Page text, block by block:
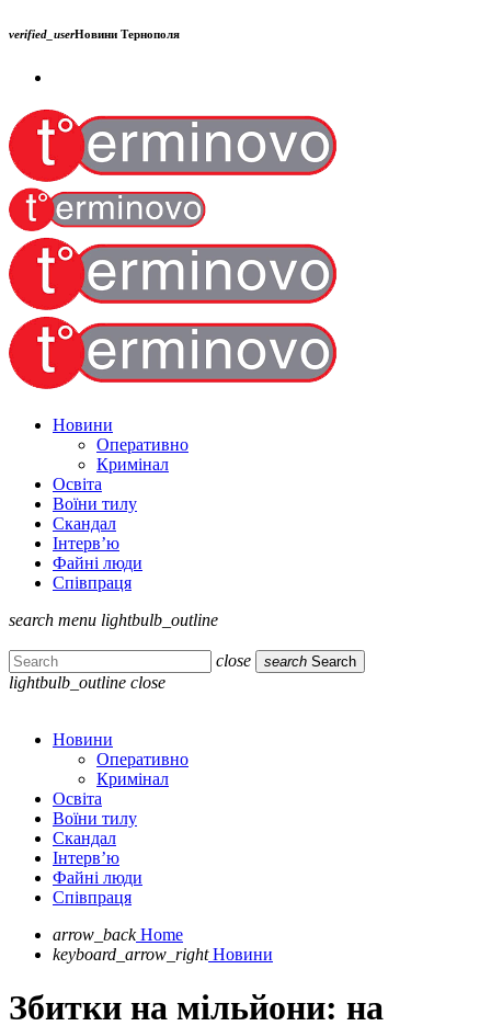
verified_userНовини Тернополя
Новини
Оперативно
Кримінал
Освіта
Воїни тилу
Скандал
Інтерв’ю
Файні люди
Співпраця
search menu lightbulb_outline
close search Search
lightbulb_outline close
Новини
Оперативно
Кримінал
Освіта
Воїни тилу
Скандал
Інтерв’ю
Файні люди
Співпраця
arrow_back Home
keyboard_arrow_right Новини
Збитки на мільйони: на